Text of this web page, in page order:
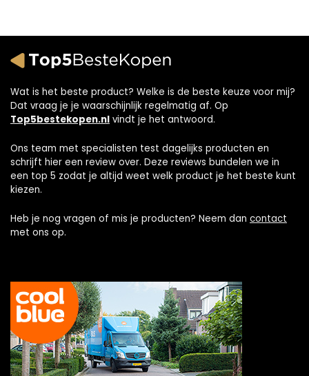
Wat is het beste product? Welke is de beste keuze voor mij?
Dat vraag je je waarschijnlijk regelmatig af. Op
Top5bestekopen.nl vindt je het antwoord.
Ons team met specialisten test dagelijks producten en
schrijft hier een review over. Deze reviews bundelen we in
een top 5 zodat je altijd weet welk product je het beste kunt
kiezen.
Heb je nog vragen of mis je producten? Neem dan contact
met ons op.